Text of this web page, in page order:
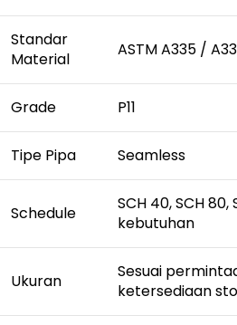
Standar
Material
ASTM A335 /
Grade P11
Tipe Pipa Seamless
Schedule
SCH 40, SCH 80,
kebutuhan
Ukuran
Sesuai
ketersediaan